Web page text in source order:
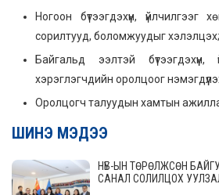
Ногоон бүтээгдэхүүн, үйлчилгээг
сорилтууд, боломжуудыг хэлэлцэх;
Байгальд ээлтэй
хэрэглэгчдийн оролцоог
Оролцогч талуудын хамтын
ШИНЭ МЭДЭЭ
НҮБ-ЫН ТӨРӨЛЖСӨН
САНАЛ СОЛИЛЦОХ